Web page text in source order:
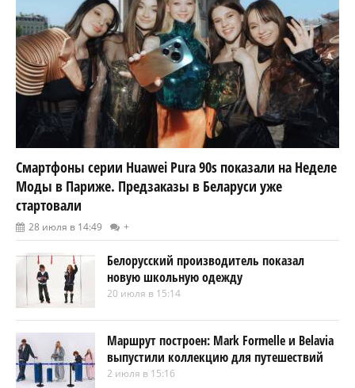
Смартфоны серии Huawei Pura 90s показали на Неделе
Моды в Париже. Предзаказы в Беларуси уже
стартовали
28 июля в 14:49 +
Белорусский производитель показал
новую школьную одежду
20 июля в 15:14
Маршрут построен: Mark Formelle и Belavia
выпустили коллекцию для путешествий
2 июля в 15:16